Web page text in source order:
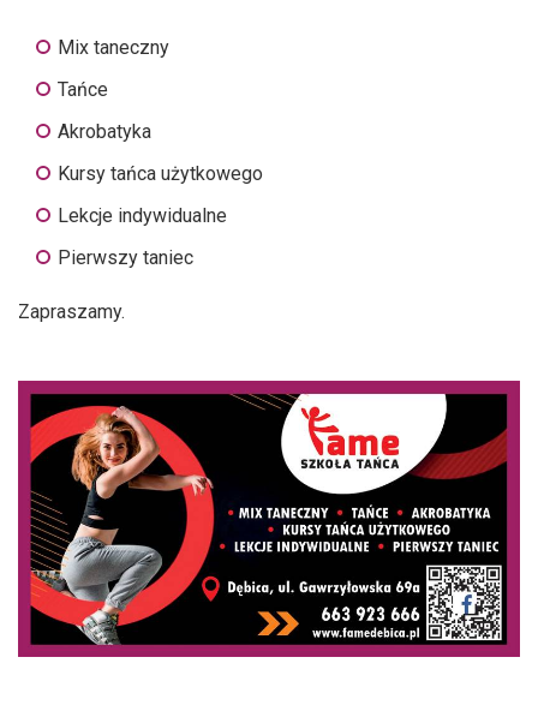
Mix taneczny
Tańce
Akrobatyka
Kursy tańca użytkowego
Lekcje indywidualne
Pierwszy taniec
Zapraszamy.